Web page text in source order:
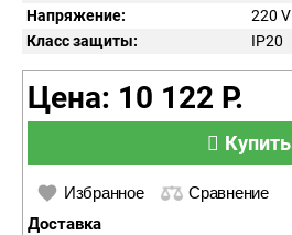
Напряжение:
220 V
Класс защиты:
IP20
Цена: 10 122 Р.
Купить
Избранное Сравнение
Доставка